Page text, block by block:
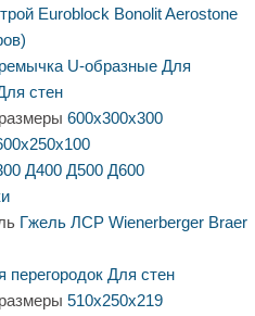
Euroblock BonolitAerostone
U-образные Для
стен
600х300х300
Д400 Д500 Д600
Гжель ЛСР Wienerberger Braer
перегородок Для стен
510х250х219